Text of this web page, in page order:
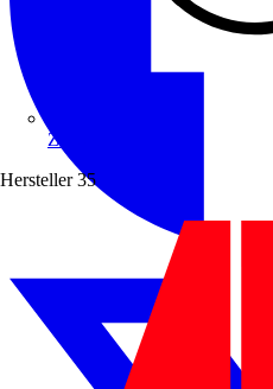
Zaptec
Hersteller 35